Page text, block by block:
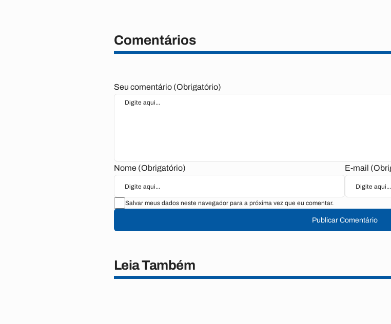
Comentários
Seu comentário (Obrigatório)
Nome (Obrigatório) E-mail
Salvar meus dados neste navegador para a próxima vez que eu comentar.
Publicar Comentário
Leia Também